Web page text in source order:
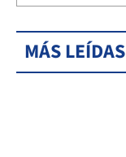
MÁS LEÍDAS